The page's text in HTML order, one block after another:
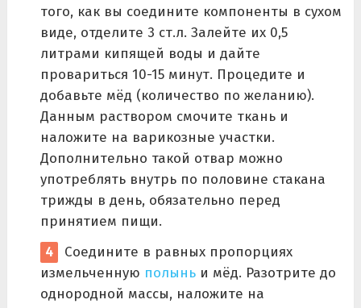
того, как вы соедините компоненты в сухом
виде, отделите 3 ст.л. Залейте их 0,5
литрами кипящей воды и дайте
провариться 10-15 минут. Процедите и
добавьте мёд (количество по желанию).
Данным раствором смочите ткань и
наложите на варикозные участки.
Дополнительно такой отвар можно
употреблять внутрь по половине стакана
трижды в день, обязательно перед
принятием пищи.
Соедините в равных пропорциях
измельченную полыньи мёд. Разотрите до
однородной массы, наложите на